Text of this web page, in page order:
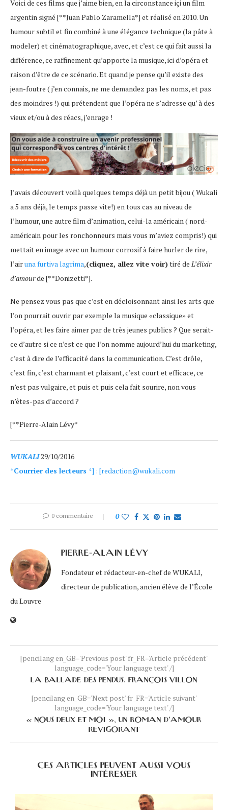
Voici de ces films que j’aime bien, en la circonstance içi un film
argentin signé [**Juan Pablo Zaramella*] et réalisé en 2010. Un
humour subtil et fin combiné à une élégance technique (la pâte à
modeler) et cinématographique, avec, et c’est ce qui fait aussi la
différence, ce raffinement qu’apporte la musique, ici d’opéra et
raison d’être de ce scénario. Et quand je pense qu’il existe des
jean-foutre ( j’en connais, ne me demandez pas les noms, et pas
des moindres !) qui prétendent que l’opéra ne s’adresse qu’ à des
vieux et/ou à des réacs, j’enrage !
J’avais découvert voilà quelques temps déjà un petit bijou ( Wukali
a 5 ans déjà, le temps passe vite!) en tous cas au niveau de
l’humour, une autre film d’animation, celui-la américain ( nord-
américain pour les ronchonneurs mais vous m’aviez compris!) qui
mettait en image avec un humour corrosif à faire hurler de rire,
l’airuna furtiva lagrima,(cliquez, allez vite voir)tiré de L’élixir
d’amourde [**Donizetti*].
Ne pensez vous pas que c’est en décloisonnant ainsi les arts que
l’on pourrait ouvrir par exemple la musique «classique» et
l’opéra, et les faire aimer par de très jeunes publics ? Que serait-
ce d’autre si ce n’est ce que l’on nomme aujourd’hui du marketing,
c’est à dire de l’efficacité dans la communication. C’est drôle,
c’est fin, c’est charmant et plaisant, c’est court et efficace, ce
n’est pas vulgaire, et puis et puis cela fait sourire, non vous
n’êtes-pas d’accord ?
[**Pierre-Alain Lévy*
WUKALI29/10/2016
*Courrier des lecteurs *] : [redaction@wukali.com
0 commentaire 0
PIERRE-ALAIN LÉVY
Fondateur et rédacteur-en-chef de WUKALI,
directeur de publication, ancien élève de l’École
du Louvre
[pencilang en_GB='Previous post' fr_FR='Article précédent'
language_code='Your language text' /]
LA BALLADE DES PENDUS. FRANÇOIS VILLON
[pencilang en_GB='Next post' fr_FR='Article suivant'
language_code='Your language text' /]
« NOUS DEUX ET MOI », UN ROMAN D’AMOUR
REVIGORANT
CES ARTICLES PEUVENT AUSSI VOUS
INTÉRESSER